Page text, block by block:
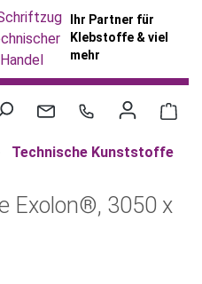
Ihr Partner für
Klebstoffe & viel
mehr
Technische Kunststoffe
Exolon®, 3050 x